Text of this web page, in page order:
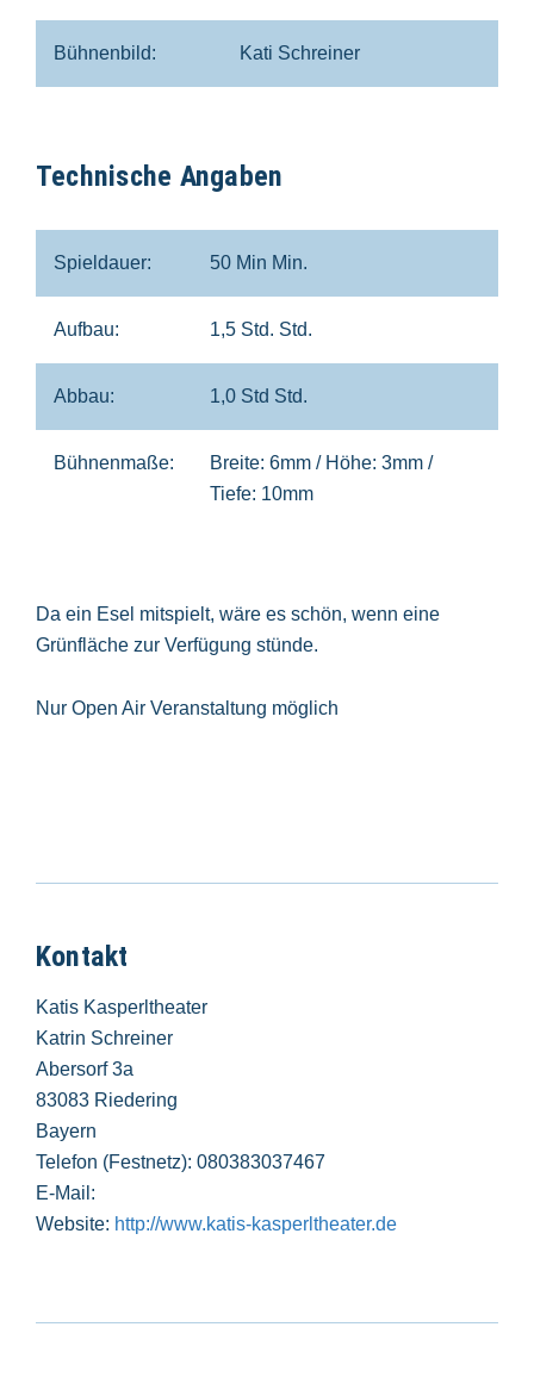
Bühnenbild: Kati Schreiner
Technische Angaben
Spieldauer: 50 Min Min.
Aufbau: 1,5 Std. Std.
Abbau: 1,0 Std Std.
Bühnenmaße:
Breite: 6mm / Höhe: 3mm /
Tiefe: 10mm
Da ein Esel mitspielt, wäre es schön, wenn eine
Grünfläche zur Verfügung stünde.
Nur Open Air Veranstaltung möglich
Kontakt
Katis Kasperltheater
Katrin Schreiner
Abersorf 3a
83083 Riedering
Bayern
Telefon (Festnetz): 080383037467
E-Mail:
Website: http://www.katis-kasperltheater.de